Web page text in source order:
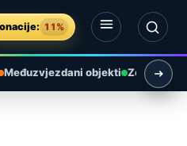
11%
Međuzvjezdani objekti Zemlja i